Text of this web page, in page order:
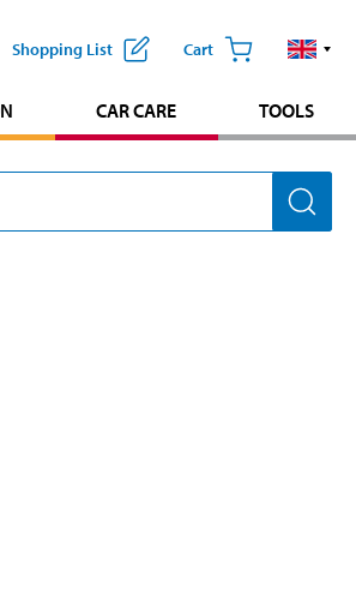
Shopping List Cart
CAR CARE TOOLS